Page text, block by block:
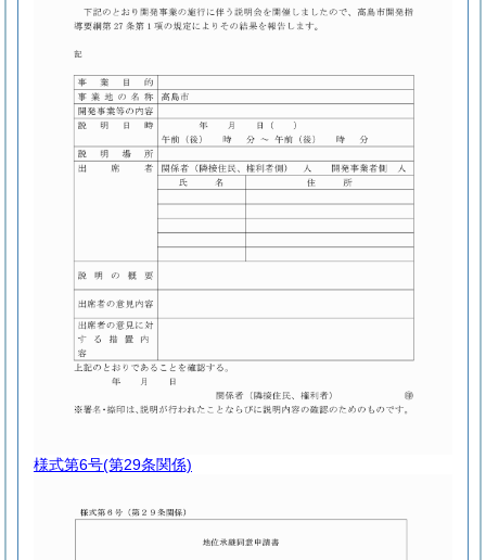
様式第6号(第29条関係)